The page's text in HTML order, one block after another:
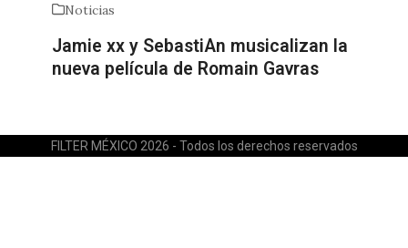
Noticias
Jamie xx y SebastiAn musicalizan la
nueva película de Romain Gavras
FILTER MÉXICO 2026 - Todos los derechos reservados